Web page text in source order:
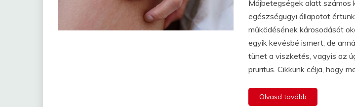
Májbetegségek alatt számos
egészségügyi állapotot
működésének károsodását
egyik kevésbé ismert, de
tünet a viszketés, vagyis az
pruritus. Cikkünk célja, hogy
Olvasd tovább